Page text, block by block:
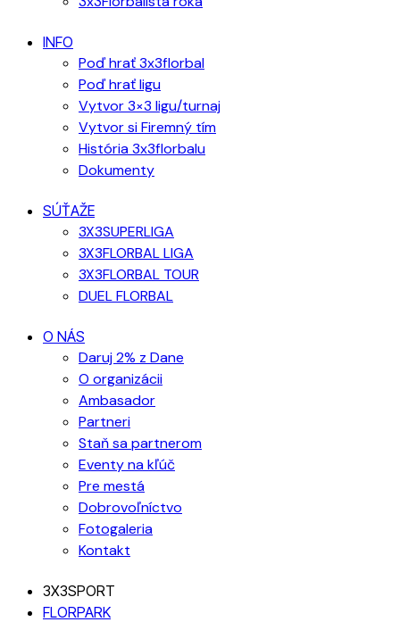
INFO
Poď hrať 3x3florbal
Poď hrať ligu
Vytvor 3×3 ligu/turnaj
Vytvor si Firemný tím
História 3x3florbalu
Dokumenty
SÚŤAŽE
3X3SUPERLIGA
3X3FLORBAL LIGA
3X3FLORBAL TOUR
DUEL FLORBAL
O NÁS
Daruj 2% z Dane
O organizácii
Ambasador
Partneri
Staň sa partnerom
Eventy na kľúč
Pre mestá
Dobrovoľníctvo
Fotogaleria
Kontakt
3X3SPORT
FLORPARK